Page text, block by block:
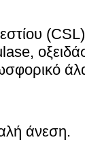
άνεση.